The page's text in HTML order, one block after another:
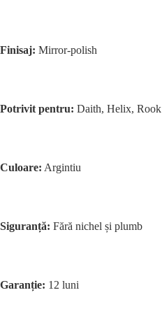
Finisaj: Mirror-polish
Potrivit pentru: Daith, Helix, Rook
Culoare: Argintiu
Siguranță: Fără nichel și plumb
Garanție: 12 luni